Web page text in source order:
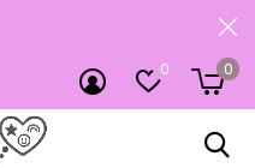
0 0